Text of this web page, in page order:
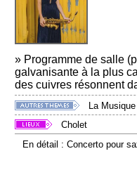
» Programme de salle
galvanisante à la plus
des cuivres résonnent
La
Cholet
En détail : Concerto pour